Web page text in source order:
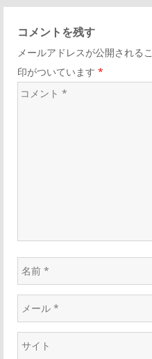
コメントを残す
メールアドレスが公開される
印がついています *